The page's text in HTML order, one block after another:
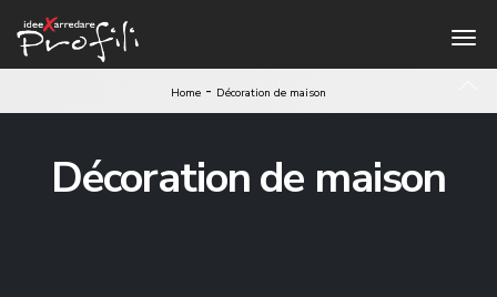
Home - Décoration de maison
Décoration de maison